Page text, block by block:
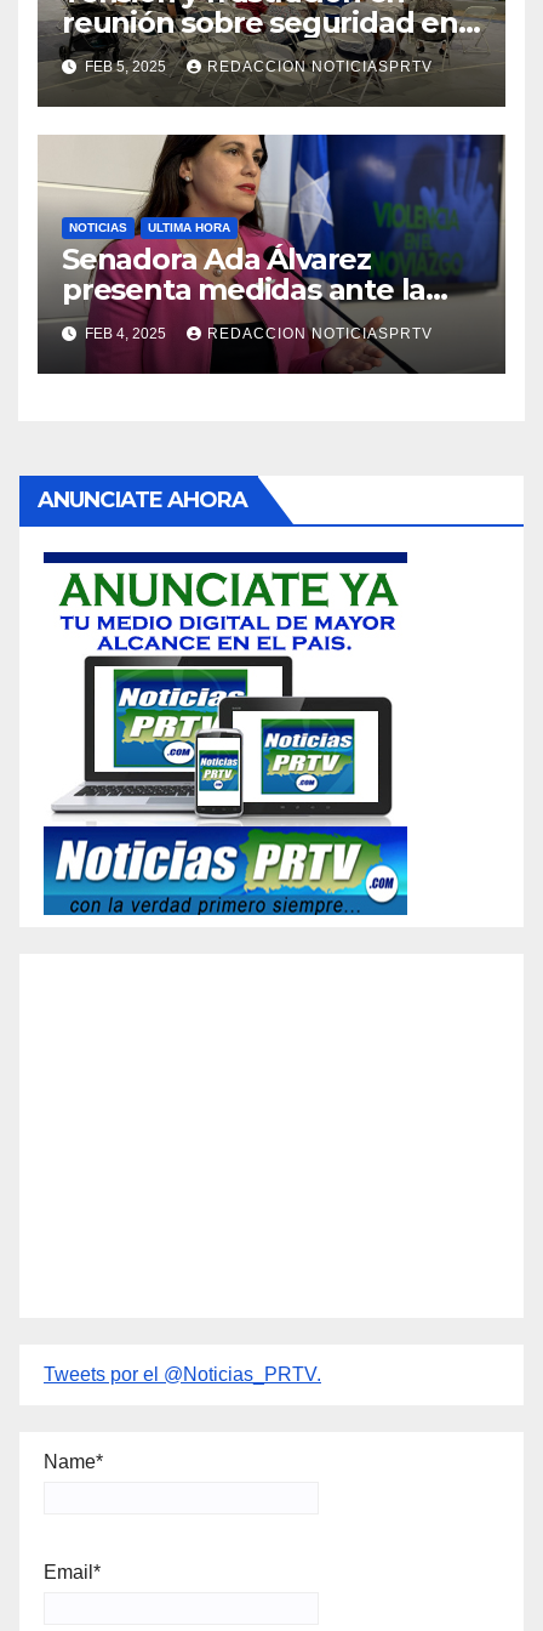
reunión sobre seguridad en
Reparto Metropolitano
FEB 5, 2025 REDACCION NOTICIASPRTV
NOTICIAS ULTIMA HORA
Senadora Ada Álvarez
presenta medidas ante la
violencia en el noviazgo
FEB 4, 2025 REDACCION NOTICIASPRTV
ANUNCIATE AHORA
Tweets por el @Noticias_PRTV.
Name*
Email*